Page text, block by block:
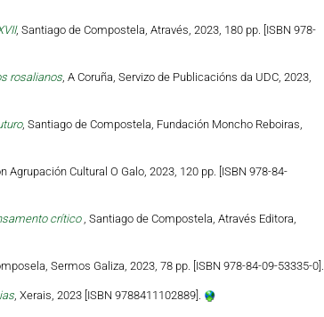
, Santiago de Compostela, Através, 2023, 180 pp. [ISBN 978-
rosalianos, A Coruña, Servizo de Publicacións da UDC, 2023,
, Santiago de Compostela, Fundación Moncho Reboiras,
Cultural O Galo, 2023, 120 pp. [ISBN 978-84-
crítico , Santiago de Compostela, Através Editora,
Sermos Galiza, 2023, 78 pp. [ISBN 978-84-09-53335-0].
, Xerais, 2023 [ISBN 9788411102889].